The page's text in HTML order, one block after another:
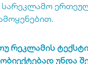
სარეკლამო
რეკლამის
უნდა